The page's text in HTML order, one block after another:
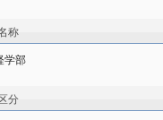
称
学部
分